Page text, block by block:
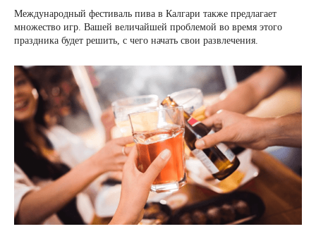
Международный фестиваль пива в Калгари также предлагает
множество игр. Вашей величайшей проблемой во время этого
праздника будет решить, с чего начать свои развлечения.